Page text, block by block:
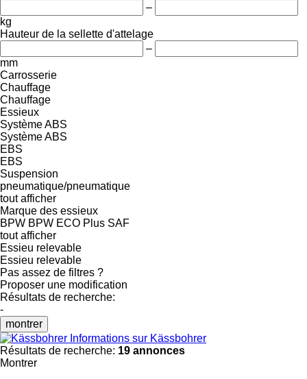
–
kg
Hauteur de la sellette d'attelage
–
mm
Carrosserie
Chauffage
Chauffage
Essieux
Système ABS
Système ABS
EBS
EBS
Suspension
pneumatique/pneumatique
tout afficher
Marque des essieux
BPW BPW ECO Plus SAF
tout afficher
Essieu relevable
Essieu relevable
Pas assez de filtres ?
Proposer une modification
Résultats de recherche:
-
montrer
Informations sur Kässbohrer
Résultats de recherche: 19 annonces
Montrer